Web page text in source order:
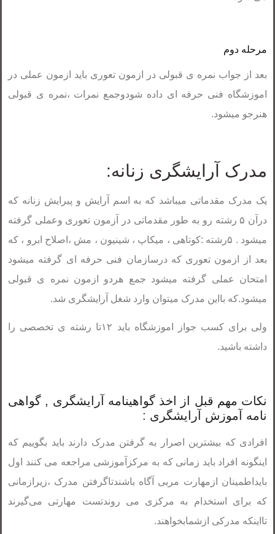
مرحله دوم
بعد از جواب نمره ی قبولی در ازمون تعوری باید ازمون عملی در
اموزشگاه فنی حرفه ای داده شودوجمع نمرات ،نمره ی قبولی
هنرجو میشود.
مدرک آرایشگری زنانه:
یک مدرک مقدماتی میباشد که به اسم آرایش و پیرایش زنانه که
درآن ۵ رشته رو به طور مقدماتی در آزمون تعوری وعملی گرفته
میشود . ۵رشته :کوتاهی ، میکاپ ، شینیون ، مش ،اصلاح ابرو ، که
بعد از ازمون تعوری که درسازمان فنی حرفه ای گرفته میشود
امتحان عملی گرفته میشود جمع هردو ازمون نمره ی قبولی
میشود.که بااین مدرک میتوان وارد شغل آرایشگری شد.
ولی برای کسب جواز اموزشگاه باید ۱۲تا رشته ی تخصصی را
داشته باشید.
نکات مهم قبل از اخذ گواهینامه آرایشگری , گواهی
نامه آموزش آرایشگری :
افرادی که بیشترین اصرار به گرفتن مدرک دارند باید بگوییم که
اینگونه افراد باید زمانی که به مرکزآموزشی مراجعه می کنند اول
بایداطمینان ازمهارت مربی آگاه باشندتاگرفتن مدرک ،زیرازمانی
که برای استخدام به مرکزی می روندتست مهارتی می‌گیرند
تااینکه مدرکی ازشمابخواهند.